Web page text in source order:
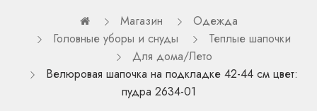
Магазин
Одежда
Головные уборы и снуды
Теплые шапочки
Для дома/Лето
Велюровая шапочка на подкладке 42-44 см цвет:
пудра 2634-01